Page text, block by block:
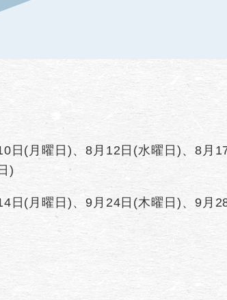
日(月曜日)、8月12日(水曜日)、8月
)
日(月曜日)、9月24日(木曜日)、9月